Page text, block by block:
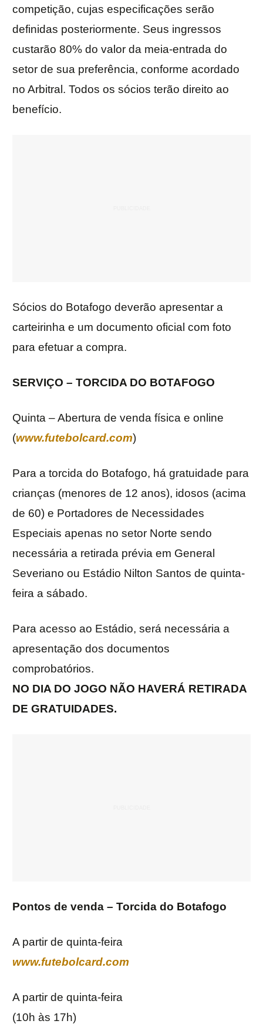
competição, cujas especificações serão
definidas posteriormente. Seus ingressos
custarão 80% do valor da meia-entrada do
setor de sua preferência, conforme acordado
no Arbitral. Todos os sócios terão direito ao
benefício.
Sócios do Botafogo deverão apresentar a
carteirinha e um documento oficial com foto
para efetuar a compra.
SERVIÇO – TORCIDA DO BOTAFOGO
Quinta – Abertura de venda física e online
(www.futebolcard.com)
Para a torcida do Botafogo, há gratuidade para
crianças (menores de 12 anos), idosos (acima
de 60) e Portadores de Necessidades
Especiais apenas no setor Norte sendo
necessária a retirada prévia em General
Severiano ou Estádio Nilton Santos de quinta-
feira a sábado.
Para acesso ao Estádio, será necessária a
apresentação dos documentos
comprobatórios.
NO DIA DO JOGO NÃO HAVERÁ RETIRADA
DE GRATUIDADES.
Pontos de venda – Torcida do Botafogo
A partir de quinta-feira
www.futebolcard.com
A partir de quinta-feira
(10h às 17h)